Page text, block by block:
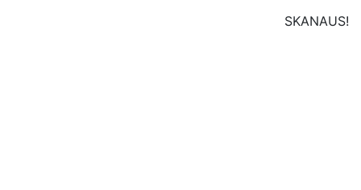
SKANAUS!